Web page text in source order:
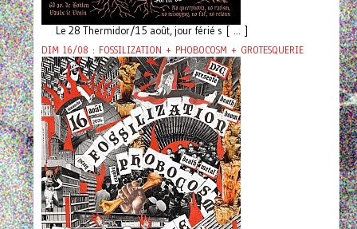
Le 28 Thermidor/15 août, jour férié s [ ... ]
DIM 16/08 : FOSSILIZATION + PHOBOCOSM + GROTESQUERIE